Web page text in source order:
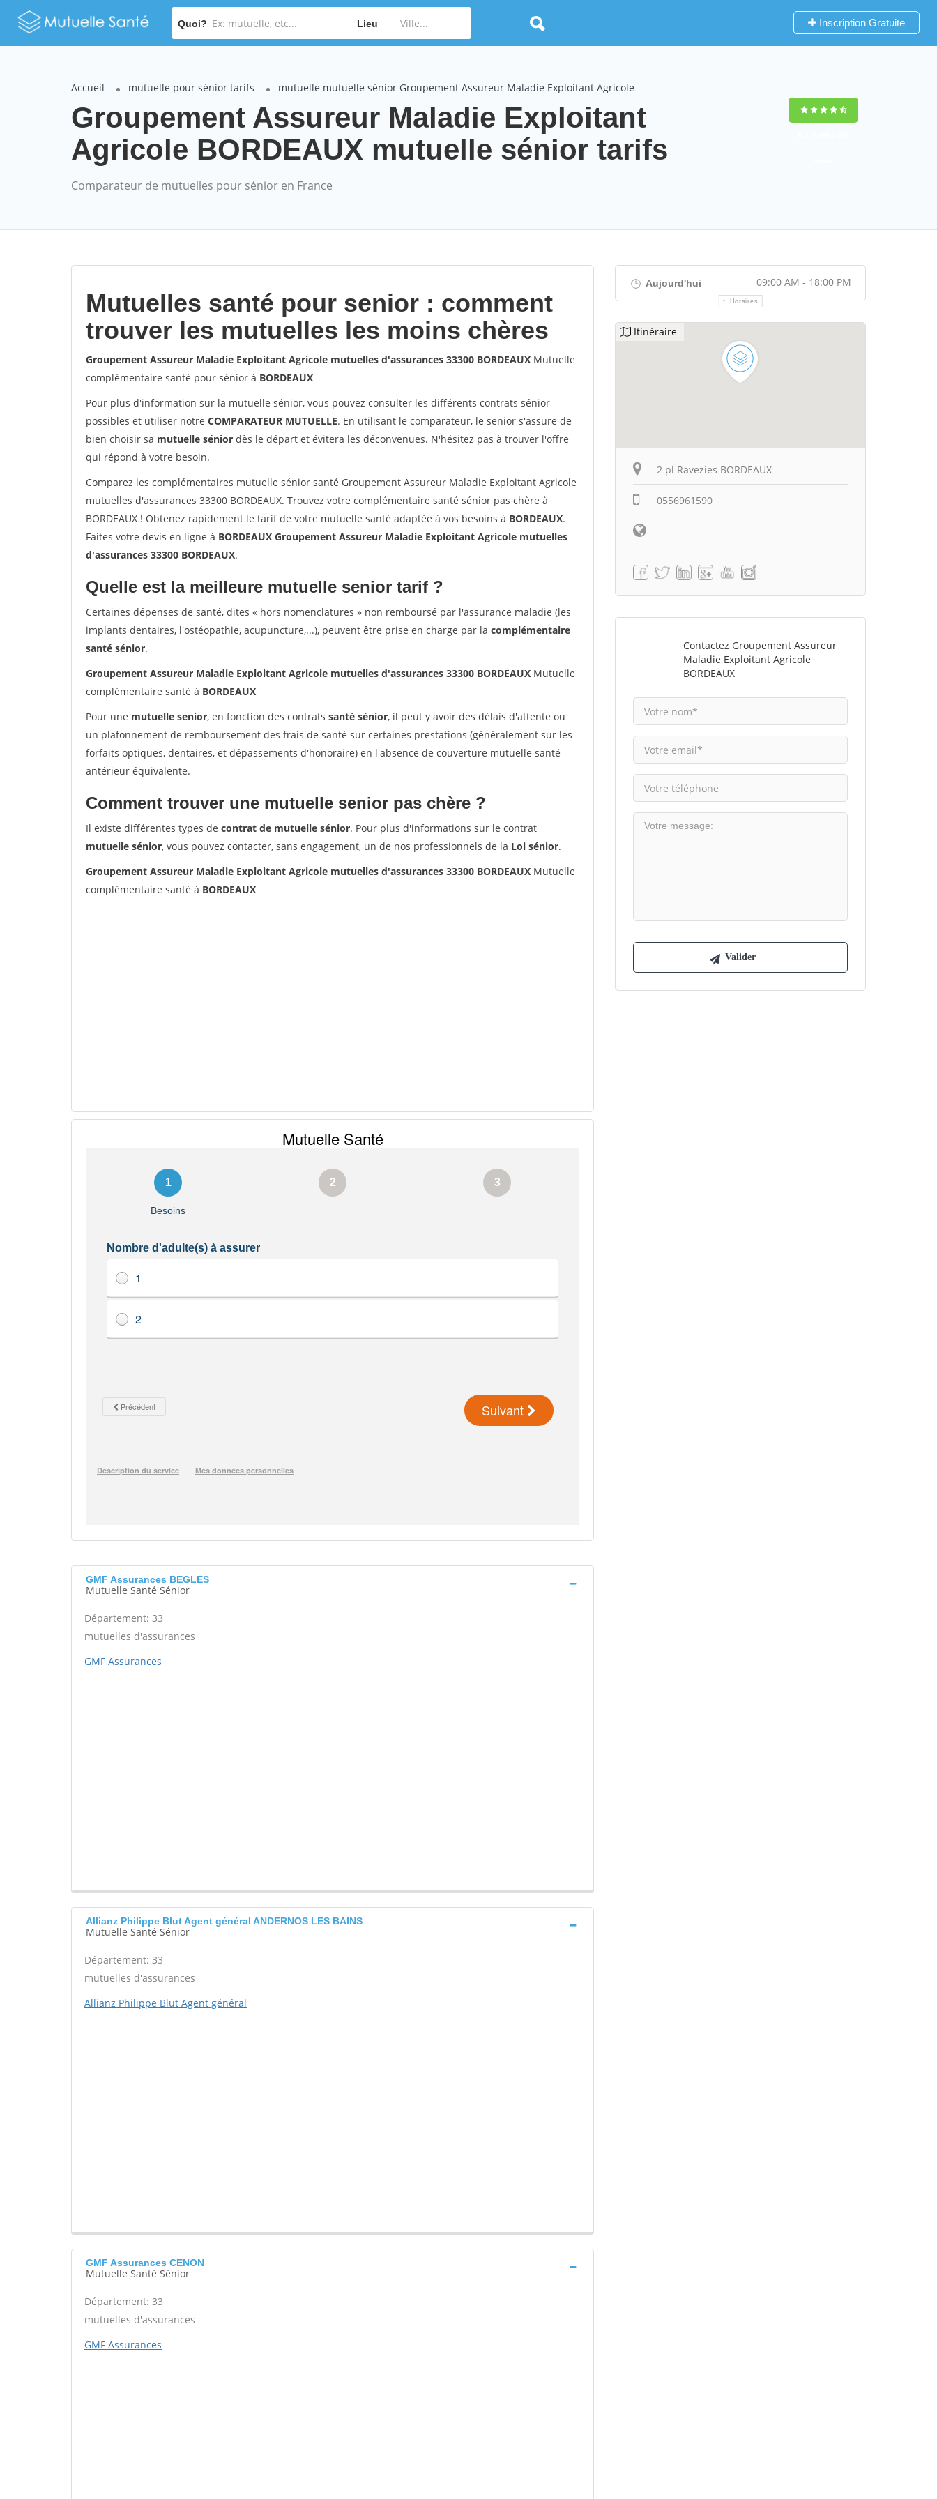
Quoi? Lieu Inscription Gratuite
Accueil mutuelle pour sénior tarifs mutuelle mutuelle sénior Groupement Assureur Maladie Exploitant Agricole
Groupement Assureur Maladie Exploitant
Agricole BORDEAUX mutuelle sénior tarifs
Comparateur de mutuelles pour sénior en France
Mutuelles santé pour senior : comment
trouver les mutuelles les moins chères
Groupement Assureur Maladie Exploitant Agricole mutuelles d'assurances 33300 BORDEAUX Mutuelle
complémentaire santé pour sénior à BORDEAUX
Pour plus d'information sur la mutuelle sénior, vous pouvez consulter les différents contrats sénior
possibles et utiliser notre COMPARATEUR MUTUELLE. En utilisant le comparateur, le senior s'assure de
bien choisir sa mutuelle sénior dès le départ et évitera les déconvenues. N'hésitez pas à trouver l'offre
qui répond à votre besoin.
Comparez les complémentaires mutuelle sénior santé Groupement Assureur Maladie Exploitant Agricole
mutuelles d'assurances 33300 BORDEAUX. Trouvez votre complémentaire santé sénior pas chère à
BORDEAUX ! Obtenez rapidement le tarif de votre mutuelle santé adaptée à vos besoins à BORDEAUX.
Faites votre devis en ligne à BORDEAUX Groupement Assureur Maladie Exploitant Agricole mutuelles
d'assurances 33300 BORDEAUX.
Quelle est la meilleure mutuelle senior tarif ?
Certaines dépenses de santé, dites « hors nomenclatures » non remboursé par l'assurance maladie (les
implants dentaires, l'ostéopathie, acupuncture,...), peuvent être prise en charge par la complémentaire
santé sénior.
Groupement Assureur Maladie Exploitant Agricole mutuelles d'assurances 33300 BORDEAUX Mutuelle
complémentaire santé à BORDEAUX
Pour une mutuelle senior, en fonction des contrats santé sénior, il peut y avoir des délais d'attente ou
un plafonnement de remboursement des frais de santé sur certaines prestations (généralement sur les
forfaits optiques, dentaires, et dépassements d'honoraire) en l'absence de couverture mutuelle santé
antérieur équivalente.
Comment trouver une mutuelle senior pas chère ?
Il existe différentes types de contrat de mutuelle sénior. Pour plus d'informations sur le contrat
mutuelle sénior, vous pouvez contacter, sans engagement, un de nos professionnels de la Loi sénior.
Groupement Assureur Maladie Exploitant Agricole mutuelles d'assurances 33300 BORDEAUX Mutuelle
complémentaire santé à BORDEAUX
GMF Assurances BEGLES
Mutuelle Santé Sénior
Département: 33
mutuelles d'assurances
GMF Assurances
Allianz Philippe Blut Agent général ANDERNOS LES BAINS
Mutuelle Santé Sénior
Département: 33
mutuelles d'assurances
Allianz Philippe Blut Agent général
GMF Assurances CENON
Mutuelle Santé Sénior
Département: 33
mutuelles d'assurances
GMF Assurances
Aujourd'hui 09:00 AM - 18:00 PM
Horaires
Itinéraire
2 pl Ravezies BORDEAUX
0556961590
Contactez Groupement Assureur
Maladie Exploitant Agricole
BORDEAUX